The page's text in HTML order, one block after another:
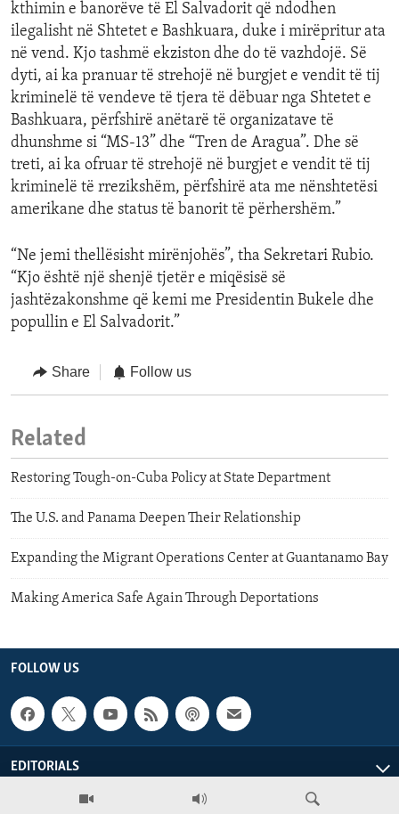
kthimin e banorëve të El Salvadorit që ndodhen
ilegalisht në Shtetet e Bashkuara, duke i mirëpritur ata
në vend. Kjo tashmë ekziston dhe do të vazhdojë. Së
dyti, ai ka pranuar të strehojë në burgjet e vendit të tij
kriminelë të vendeve të tjera të dëbuar nga Shtetet e
Bashkuara, përfshirë anëtarë të organizatave të
dhunshme si “MS-13” dhe “Tren de Aragua”. Dhe së
treti, ai ka ofruar të strehojë në burgjet e vendit të tij
kriminelë të rrezikshëm, përfshirë ata me nënshtetësi
amerikane dhe status të banorit të përhershëm.”
“Ne jemi thellësisht mirënjohës”, tha Sekretari Rubio.
“Kjo është një shenjë tjetër e miqësisë së
jashtëzakonshme që kemi me Presidentin Bukele dhe
popullin e El Salvadorit.”
Share Follow us
Related
Restoring Tough-on-Cuba Policy at State Department
The U.S. and Panama Deepen Their Relationship
Expanding the Migrant Operations Center at Guantanamo Bay
Making America Safe Again Through Deportations
FOLLOW US
EDITORIALS